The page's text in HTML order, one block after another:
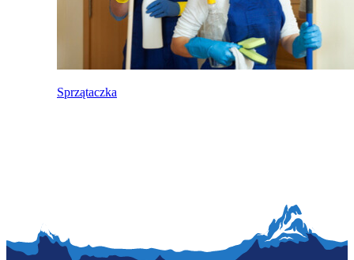
Sprzątaczka